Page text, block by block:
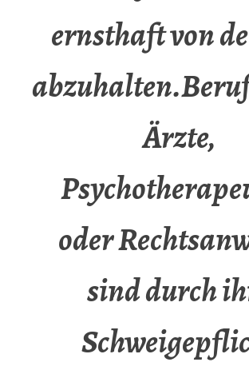
ernsthaft von
Ärzte,
oder
sind durch